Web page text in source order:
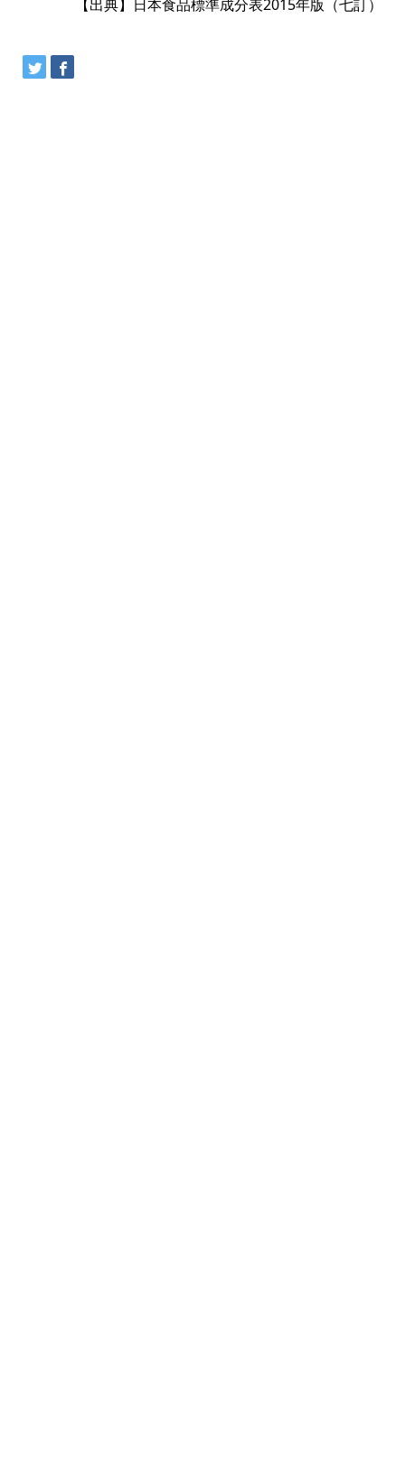
【出典】日本食品標準成分表2015年版（七訂）